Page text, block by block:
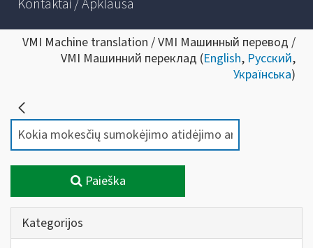
Kontaktai / Apklausa
VMI Machine translation / VMI Машинный перевод /
VMI Машинний переклад (English, Русский,
Українська)
Paieška
Kategorijos